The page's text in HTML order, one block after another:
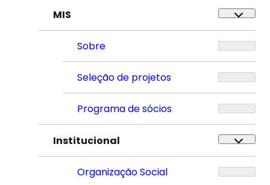
MIS
Sobre
Seleção de projetos
Programa de sócios
Institucional
Organização Social